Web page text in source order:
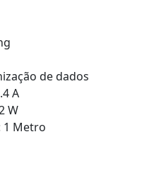
de dados
A
W
1 Metro